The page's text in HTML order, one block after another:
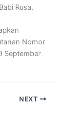
Rusa.
Nomor
September
NEXT